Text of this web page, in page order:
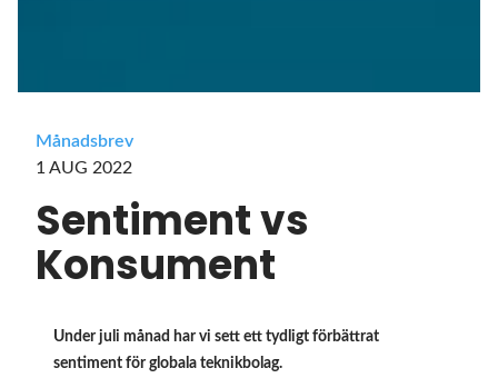
Månadsbrev
1 AUG 2022
Sentiment vs
Konsument
Under juli månad har vi sett ett tydligt förbättrat
sentiment för globala teknikbolag.